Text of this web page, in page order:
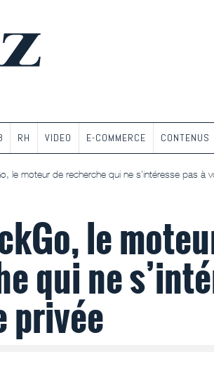
RH VIDEO E-COMMERCE CONTENUS
le moteur de recherche qui ne s’intéresse pas à
le
qui ne
privée